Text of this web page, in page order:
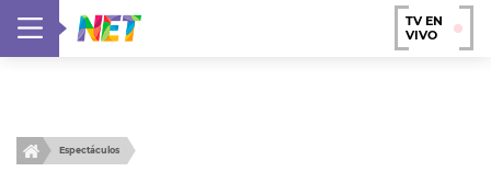
TV EN
VIVO
Espectáculos